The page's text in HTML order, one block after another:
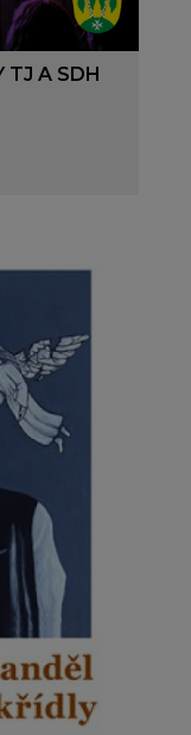
TJ A SDH